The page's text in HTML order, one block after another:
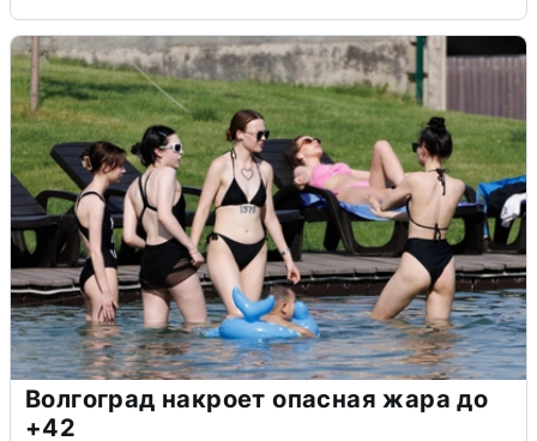
Волгоград накроет опасная жара до
+42